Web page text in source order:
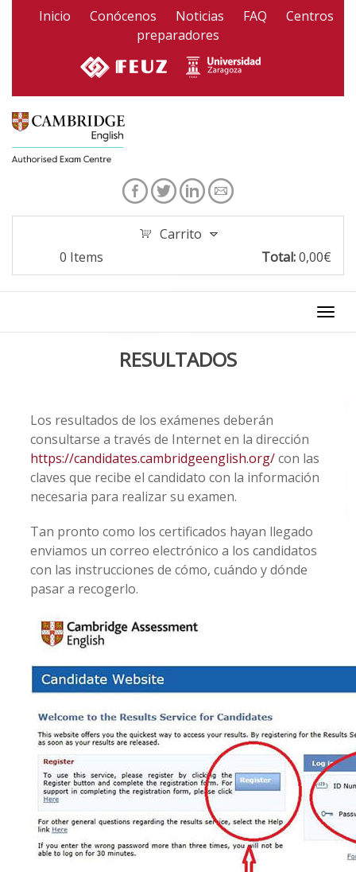
Pasar al contenido principal
Inicio Conócenos Noticias FAQ
Centros
preparadores
Carrito
0 Items Total:0,00€
RESULTADOS
Los resultados de los exámenes deberán
consultarse a través de Internet en la dirección
https://candidates.cambridgeenglish.org/con las
claves que recibe el candidato con la información
necesaria para realizar su examen.
Tan pronto como los certificados hayan llegado
enviamos un correo electrónico a los candidatos
con las instrucciones de cómo, cuándo y dónde
pasar a recogerlo.